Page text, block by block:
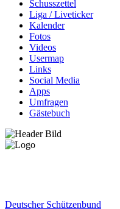
Schusszettel
Liga / Liveticker
Kalender
Fotos
Videos
Usermap
Links
Social Media
Apps
Umfragen
Gästebuch
Deutscher Schützenbund